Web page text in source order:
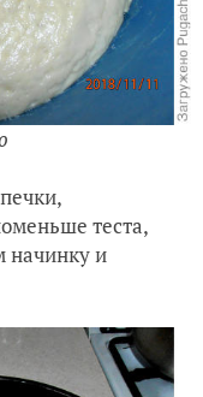
теста,
начинку и